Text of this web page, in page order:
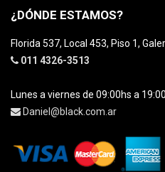
¿DÓNDE ESTAMOS?
Florida 537, Local 453, Piso 1,
011 4326-3513
Lunes a viernes de 09:00hs a
Daniel@black.com.ar